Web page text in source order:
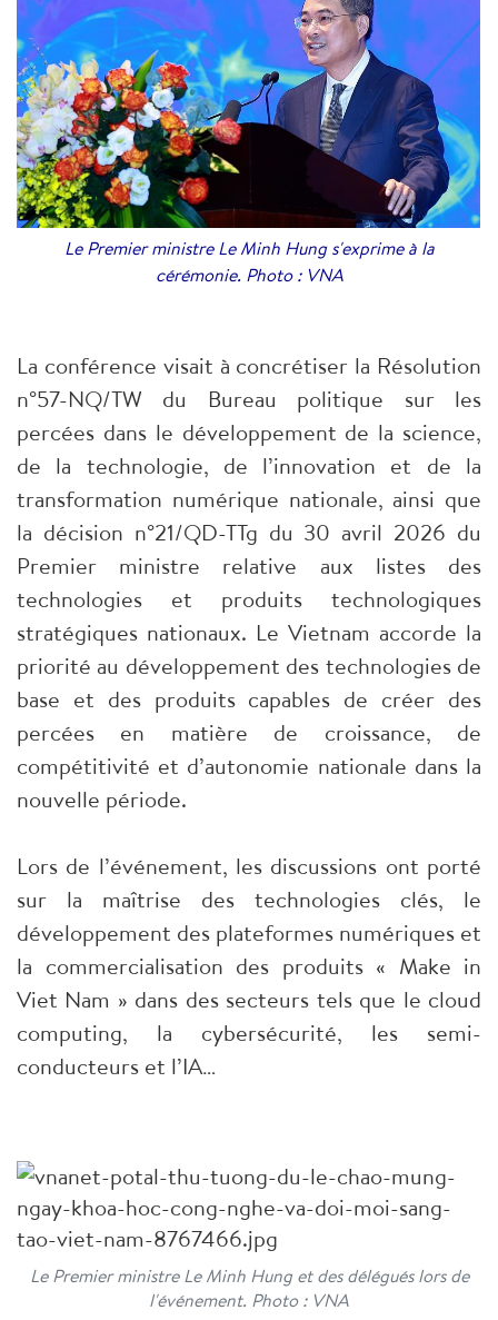
Le Premier ministre Le Minh Hung s'exprime à la
cérémonie. Photo : VNA
La conférence visait à concrétiser la Résolution
n°57-NQ/TW du Bureau politique sur les
percées dans le développement de la science,
de la technologie, de l’innovation et de la
transformation numérique nationale, ainsi que
la décision n°21/QD-TTg du 30 avril 2026 du
Premier ministre relative aux listes des
technologies et produits technologiques
stratégiques nationaux. Le Vietnam accorde la
priorité au développement des technologies de
base et des produits capables de créer des
percées en matière de croissance, de
compétitivité et d’autonomie nationale dans la
nouvelle période.
Lors de l’événement, les discussions ont porté
sur la maîtrise des technologies clés, le
développement des plateformes numériques et
la commercialisation des produits « Make in
Viet Nam » dans des secteurs tels que le cloud
computing, la cybersécurité, les semi-
conducteurs et l’IA…
Le Premier ministre Le Minh Hung et des délégués lors de
l'événement. Photo : VNA